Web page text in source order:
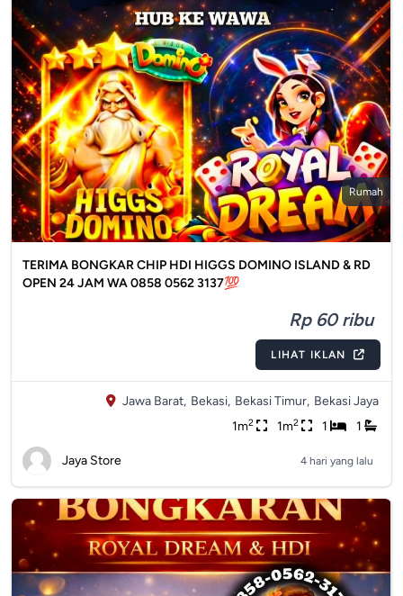
Rumah
TERIMA BONGKAR CHIP HDI HIGGS DOMINO ISLAND & RD
OPEN 24 JAM WA 0858 0562 3137💯
Rp 60 ribu
LIHAT IKLAN
Jawa Barat, Bekasi, Bekasi Timur, Bekasi Jaya
1m2 1m2 1 1
Jaya Store 4 hari yang lalu